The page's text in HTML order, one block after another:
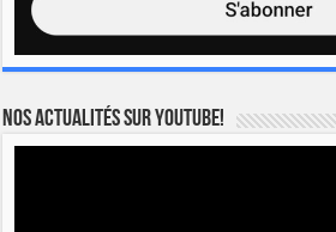
Nos actualités sur YOUTUBE!